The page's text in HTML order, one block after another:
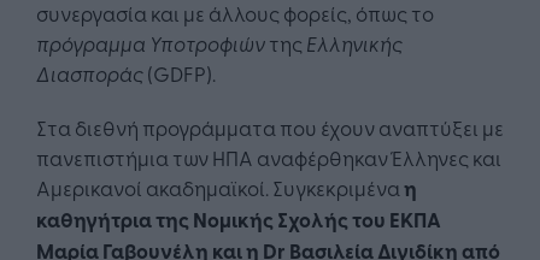
συνεργασία και με άλλους φορείς, όπως το
πρόγραμμα Υποτροφιώντης Ελληνικής
Διασποράς(GDFP).
Στα διεθνή προγράμματα που έχουν αναπτύξει με
πανεπιστήμια των ΗΠΑ αναφέρθηκαν Έλληνες και
Αμερικανοί ακαδημαϊκοί. Συγκεκριμέναη
καθηγήτρια της Νομικής Σχολής του ΕΚΠΑ
Μαρία Γαβουνέλη και η Dr Βασιλεία Διγιδίκη από